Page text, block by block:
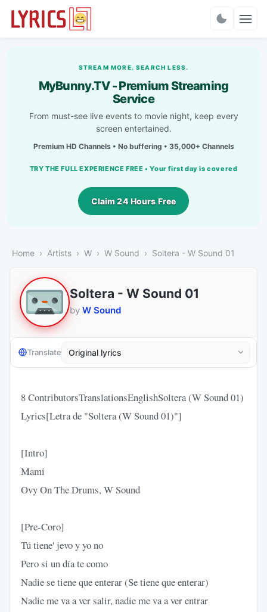
STREAM MORE. SEARCH LESS.
MyBunny.TV - Premium Streaming
Service
From must-see live events to movie night, keep every
screen entertained.
Premium HD Channels • No buffering • 35,000+ Channels
TRY THE FULL EXPERIENCE FREE • Your first day is covered
Claim 24 Hours Free
Home Artists W W Sound Soltera - W Sound 01
Soltera - W Sound 01
by W Sound
Translate
8 ContributorsTranslationsEnglishSoltera (W Sound 01)
Lyrics[Letra de "Soltera (W Sound 01)"]
[Intro]
Mami
Ovy On The Drums, W Sound
[Pre-Coro]
Tú tiene' jevo y yo no
Pero si un día te como
Nadie se tiene que enterar (Se tiene que enterar)
Nadie me va a ver salir, nadie me va a ver entrar